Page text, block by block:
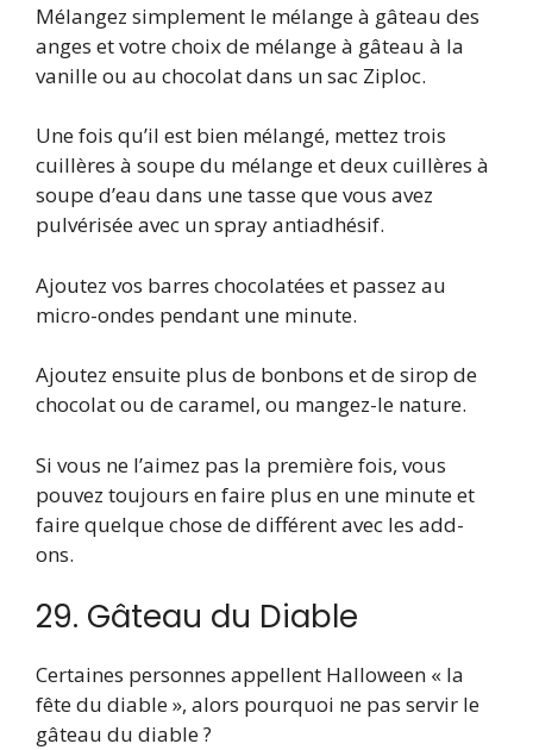
Mélangez simplement le mélange à gâteau des
anges et votre choix de mélange à gâteau à la
vanille ou au chocolat dans un sac Ziploc.
Une fois qu’il est bien mélangé, mettez trois
cuillères à soupe du mélange et deux cuillères à
soupe d’eau dans une tasse que vous avez
pulvérisée avec un spray antiadhésif.
Ajoutez vos barres chocolatées et passez au
micro-ondes pendant une minute.
Ajoutez ensuite plus de bonbons et de sirop de
chocolat ou de caramel, ou mangez-le nature.
Si vous ne l’aimez pas la première fois, vous
pouvez toujours en faire plus en une minute et
faire quelque chose de différent avec les add-
ons.
29. Gâteau du Diable
Certaines personnes appellent Halloween « la
fête du diable », alors pourquoi ne pas servir le
gâteau du diable ?